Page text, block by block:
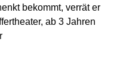
bekommt, verrät er
ab 3 Jahren